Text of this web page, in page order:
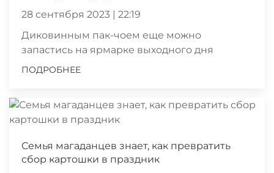
28 сентября 2023 | 22:19
Диковинным пак-чоем еще можно
запастись на ярмарке выходного дня
ПОДРОБНЕЕ
Семья магаданцев знает, как превратить
сбор картошки в праздник